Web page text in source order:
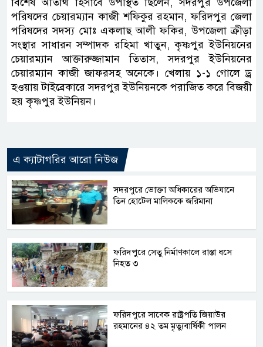
বিশেষ অতিথি হিসাবে উপস্থিত ছিলেন, সদরপুর উপজেলা
পরিষদের চেয়ারম্যান কাজী শফিকুর রহমান, ফরিদপুর জেলা
পরিষদের সদস্য মোঃ একলাছ আলী ফকির, উপজেলা ক্রীড়া
সংস্থার সাধারন সম্পাদক রহিমা খাতুন, কৃষ্ণপুর ইউনিয়নের
চেয়ারম্যান আক্তারুজ্জামান তিতাস, সদরপুর ইউনিয়নের
চেয়ারম্যান কাজী জাফরসহ অনেকে। খেলায় ১-১ গোলে ড্র
হওয়ায় টাইব্রেকারে সদরপুর ইউনিয়নকে পরাজিত করে বিজয়ী
হয় কৃষ্ণপুর ইউনিয়ন।
এ ক্যাটাগরির আরো নিউজ
সদরপুরে ভোক্তা অধিকারের অভিযানে
তিন হোটেল মালিককে জরিমানা
ফরিদপুরে সেতু নির্মাণকালে রাস্তা ধসে
নিহত ৩
ফরিদপুরে সাবেক রাষ্ট্রপতি জিয়াউর
রহমানের ৪২ তম মৃত্যুবার্ষিকী পালন